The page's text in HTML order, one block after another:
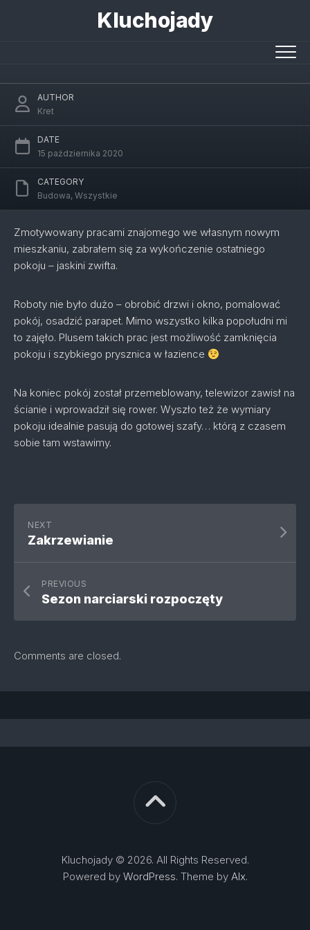
Kluchojady
AUTHOR
Kret
DATE
15 października 2020
CATEGORY
Budowa, Wszystkie
Zmotywowany pracami znajomego we własnym nowym
mieszkaniu, zabrałem się za wykończenie ostatniego
pokoju – jaskini zwifta.
Roboty nie było dużo – obrobić drzwi i okno, pomalować
pokój, osadzić parapet. Mimo wszystko kilka popołudni mi
to zajęło. Plusem takich prac jest możliwość zamknięcia
pokoju i szybkiego prysznica w łazience
Na koniec pokój został przemeblowany, telewizor zawisł na
ścianie i wprowadził się rower. Wyszło też że wymiary
pokoju idealnie pasują do gotowej szafy… którą z czasem
sobie tam wstawimy.
NEXT
Zakrzewianie
PREVIOUS
Sezon narciarski rozpoczęty
Comments are closed.
Kluchojady © 2026. All Rights Reserved.
Powered by WordPress. Theme by Alx.